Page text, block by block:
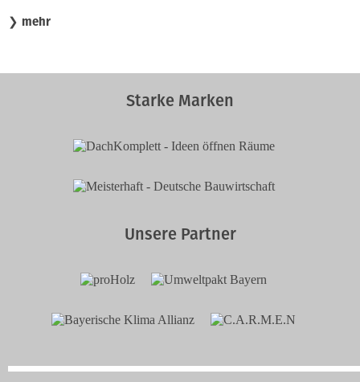
❯ mehr
Starke Marken
Unsere Partner